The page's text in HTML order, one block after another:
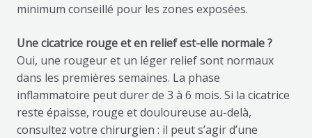
minimum conseillé pour les zones exposées.
Une cicatrice rouge et en relief est-elle normale ?
Oui, une rougeur et un léger relief sont normaux
dans les premières semaines. La phase
inflammatoire peut durer de 3 à 6 mois. Si la cicatrice
reste épaisse, rouge et douloureuse au-delà,
consultez votre chirurgien : il peut s’agir d’une